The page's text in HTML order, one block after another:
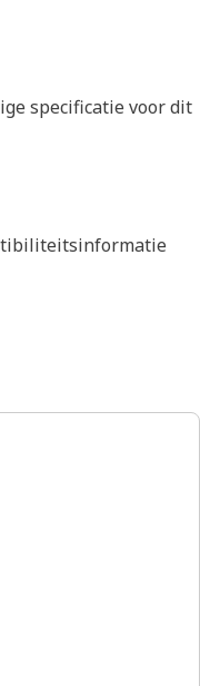
specificatie voor dit